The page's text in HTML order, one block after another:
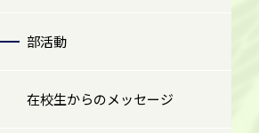
部活動
在校生からのメッセージ